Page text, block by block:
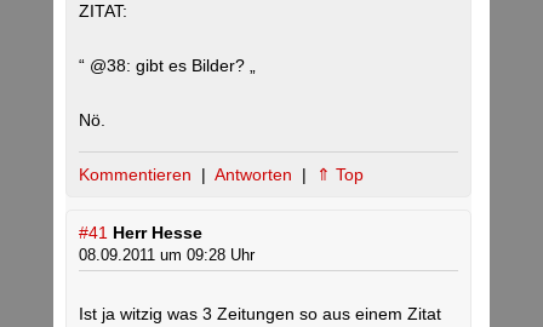
ZITAT:
“ @38: gibt es Bilder? „
Nö.
Kommentieren | Antworten | ⇑ Top
#41 Herr Hesse
08.09.2011 um 09:28 Uhr
Ist ja witzig was 3 Zeitungen so aus einem Zitat